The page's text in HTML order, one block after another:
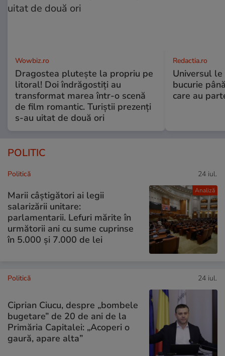
Wowbiz.ro
Dragostea plutește la propriu pe
litoral! Doi îndrăgostiți au
transformat marea într-o scenă
de film romantic. Turiștii prezenți
s-au uitat de două ori
Redactia.ro
Universul
bucurie
care au
POLITIC
Analiză
Politică 24 iul.
Marii câștigători ai legii
salarizării unitare:
parlamentarii. Lefuri mărite în
următorii ani cu sume cuprinse
în 5.000 și 7.000 de lei
Politică 24 iul.
Ciprian Ciucu, despre „bombele
bugetare” de 20 de ani de la
Primăria Capitalei: „Acoperi o
gaură, apare alta”